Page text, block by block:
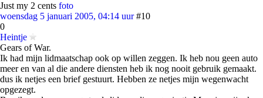
Just my 2 cents foto
woensdag 5 januari 2005, 04:14 uur #10
0
Heintje
Gears of War.
Ik had mijn lidmaatschap ook op willen zeggen. Ik heb nou geen auto
meer en van al die andere diensten heb ik nog nooit gebruik gemaakt.
dus ik netjes een brief gestuurt. Hebben ze netjes mijn wegenwacht
opgezegt.